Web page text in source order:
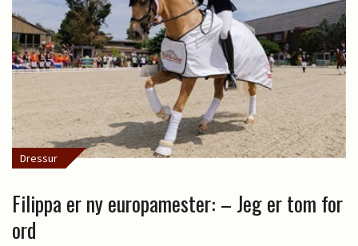
Dressur
Filippa er ny europamester: – Jeg er tom for
ord